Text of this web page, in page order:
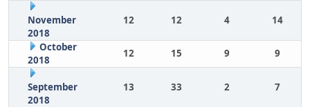
November
2018
12 12 4 14
October
2018
12 15 9 9
September
2018
13 33 2 7